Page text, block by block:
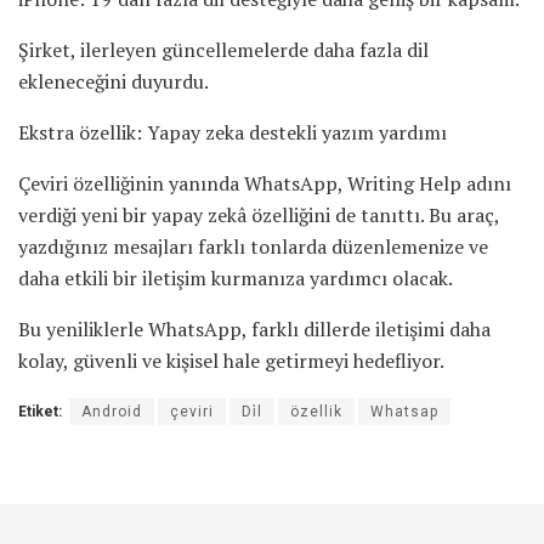
Şirket, ilerleyen güncellemelerde daha fazla dil
ekleneceğini duyurdu.
Ekstra özellik: Yapay zeka destekli yazım yardımı
Çeviri özelliğinin yanında WhatsApp, Writing Help adını
verdiği yeni bir yapay zekâ özelliğini de tanıttı. Bu araç,
yazdığınız mesajları farklı tonlarda düzenlemenize ve
daha etkili bir iletişim kurmanıza yardımcı olacak.
Bu yeniliklerle WhatsApp, farklı dillerde iletişimi daha
kolay, güvenli ve kişisel hale getirmeyi hedefliyor.
Etiket: Android çeviri Di̇l özellik Whatsap